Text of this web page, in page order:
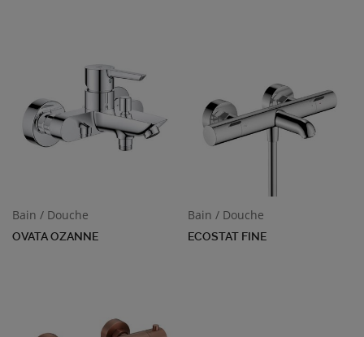
Bain / Douche
OVATA OZANNE
Bain / Douche
ECOSTAT FINE